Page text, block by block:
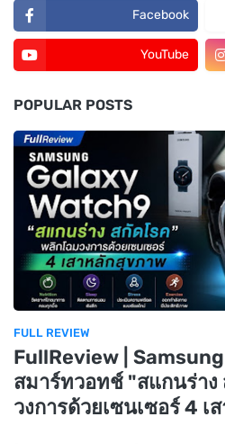
Facebook
YouTube
POPULAR POSTS
FULL REVIEW
FullReview |
สมาร์ทวอทช์ "สแกนร่า
วงการด้วยเซนเซอร์ 4 เ